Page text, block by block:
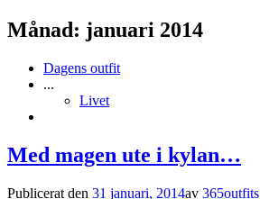
Månad: januari 2014
Dagens outfit
...
Livet
Med magen ute i kylan…
Publicerat den 31 januari, 2014av 365outfits